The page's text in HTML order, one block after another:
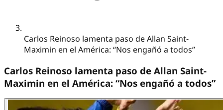
Carlos Reinoso lamenta paso de Allan Saint-
Maximin en el América: “Nos engañó a todos”
Carlos Reinoso lamenta paso de Allan Saint-
Maximin en el América: “Nos engañó a todos”